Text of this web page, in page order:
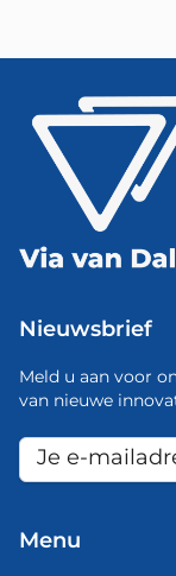
Nieuwsbrief
Meld u aan voor
van nieuwe
Menu